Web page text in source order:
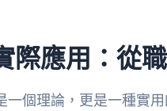
際應用：從
一個理論，更是一種實